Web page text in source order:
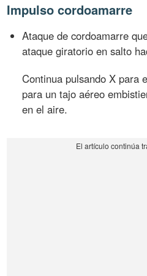
Impulso cordoamarre
Ataque de cordoamarre
ataque giratorio en salto
Continua pulsando X para
para un tajo aéreo
en el aire.